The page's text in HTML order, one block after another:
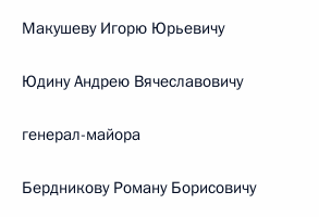
Макушеву Игорю Юрьевичу
Юдину Андрею Вячеславовичу
генерал-майора
Бердникову Роману Борисовичу